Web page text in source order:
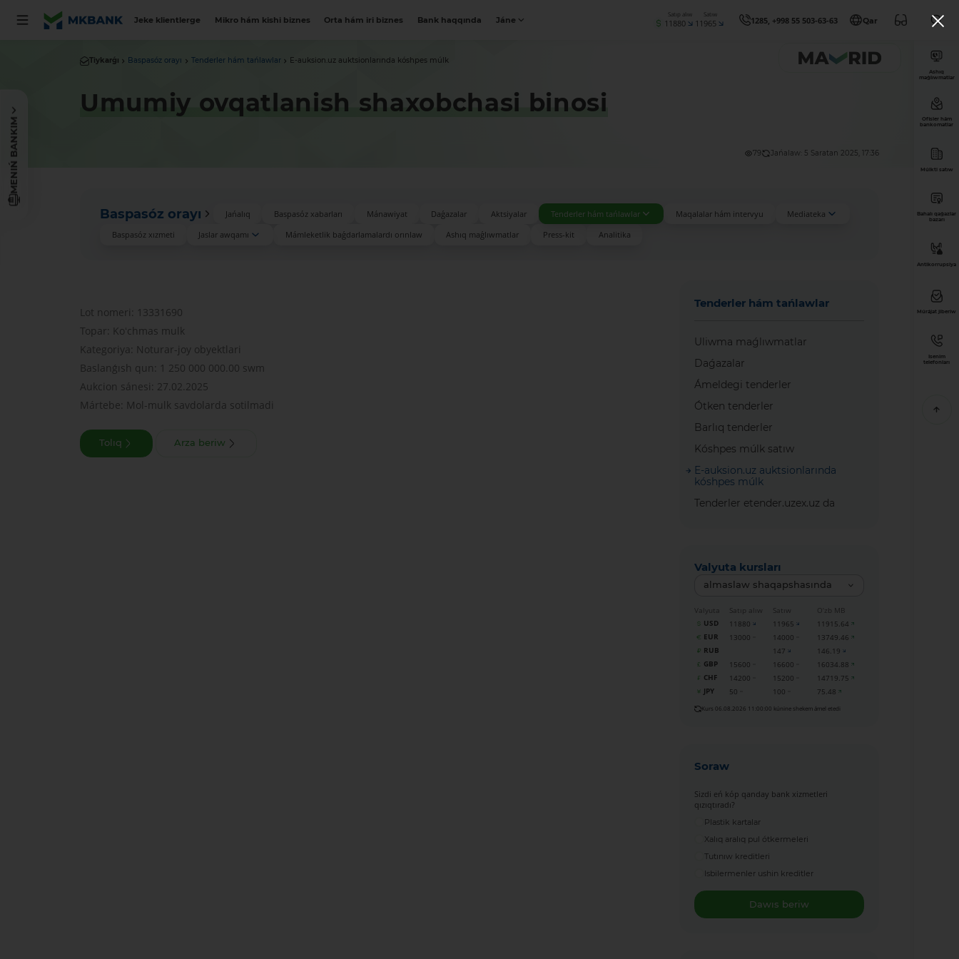
Jeke klientlerge Mikro hám kishi biznes Orta hám iri biznes Bank haqqında Jáne
Satıp alıw
11880
Satıw
11965 1285, +998 55 503-63-63 Qar
MENIŃ BANKIM
Tiykarǵı Baspasóz orayı Tenderler hám tańlawlar E-auksion.uz auktsionlarında kóshpes múlk
Umumiy ovqatlanish shaxobchasi binosi
79 Jańalaw: 5 Saratan 2025, 17:36
Baspasóz orayı Jańalıq Baspasóz xabarları Mánawiyat Daǵazalar Aktsiyalar Tenderler hám tańlawlar Maqalalar hám intervyu
Mediateka
Baspasóz xızmeti
Jaslar awqamı Mámleketlik baǵdarlamalardı orınlaw Ashıq maǵlıwmatlar Press-kit Analitika
Lot nomeri: 13331690
Topar: Koʻchmas mulk
Kategoriya: Noturar-joy obyektlari
Baslanǵısh qun: 1 250 000 000.00 swm
Aukcion sánesi: 27.02.2025
Mártebe: Mol-mulk savdolarda sotilmadi
Tolıq Arza beriw
Tenderler hám tańlawlar
Uliwma maǵlıwmatlar
Daǵazalar
Ámeldegi tenderler
Ótken tenderler
Barlıq tenderler
Kóshpes múlk satıw
E-auksion.uz auktsionlarında
kóshpes múlk
Tenderler etender.uzex.uz da
Valyuta kursları
almaslaw shaqapshasında
Valyuta Satıp alıw Satıw
O‘zb MB
USD
11880 11965
11915.64
EUR
13000 14000
13749.46
RUB
147
146.19
GBP
15600 16600
16034.88
CHF
14200 15200
14719.75
JPY
50 100 75.48
Kurs 06.08.2026 11:00:00 kúnine shekem ámel etedi
Soraw
Sizdi eń kóp qanday bank xizmetleri
qızıqtıradı?
Plastik kartalar
Xalıq aralıq pul ótkermeleri
Tutınıw kreditleri
Isbilermenler ushin kreditler
Dawıs beriw
Ashıq
maǵlıwmatlar
Ofisler hám
bankomatlar
Múlkti satıw
Bahalı qaǵazlar
bazarı
Antikorrupsiya
Múrájat jiberiw
Isenim
telefonları